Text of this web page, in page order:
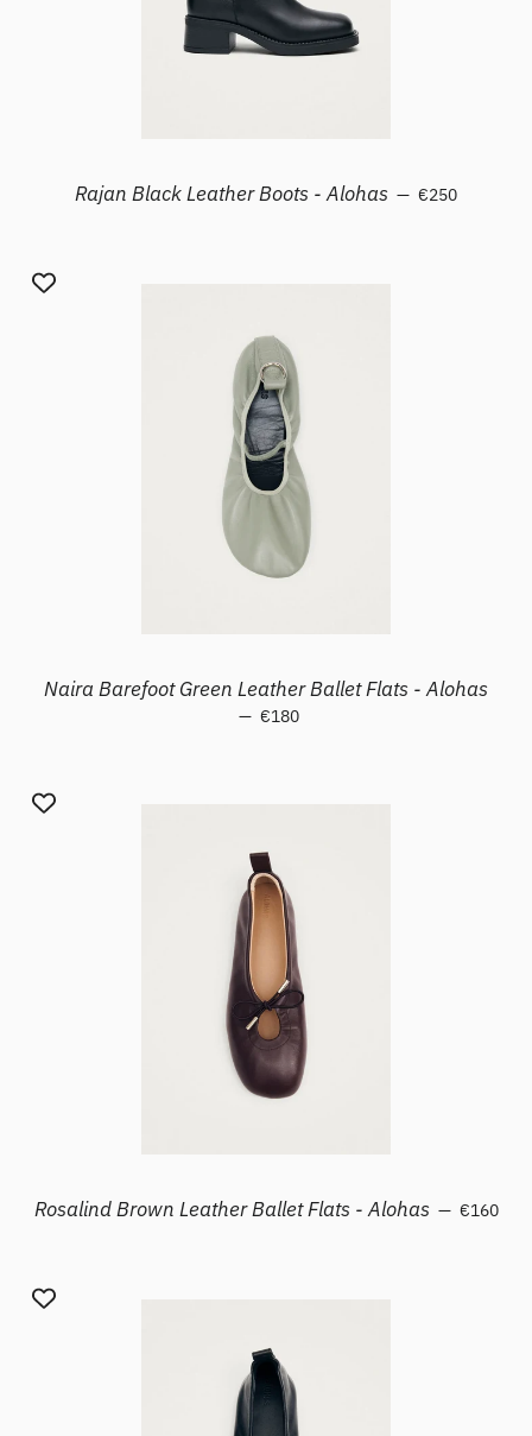
Rajan Black Leather Boots - Alohas — Prezzo di
€250
Naira Barefoot Green Leather Ballet Flats - Alohas
— Prezzo di listino
€180
Rosalind Brown Leather Ballet Flats - Alohas — Prezzo
€160